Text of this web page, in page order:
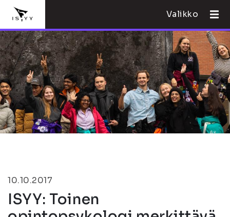
Valikko
10.10.2017
ISYY: Toinen